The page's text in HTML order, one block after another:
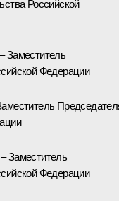
Российской
Заместитель
Федерации
Заместитель
Федерации